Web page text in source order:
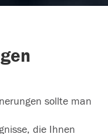
sollte man
die Ihnen